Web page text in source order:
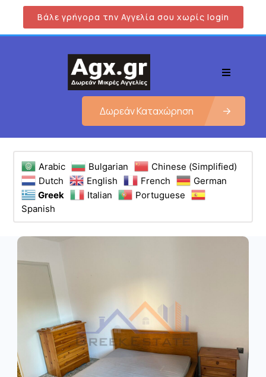
Βάλε γρήγορα την Αγγελία σου χωρίς login
Δωρεάν Καταχώρηση
Arabic Bulgarian
Chinese (Simplified)
Dutch
English French
German
Greek
Italian
Portuguese
Spanish